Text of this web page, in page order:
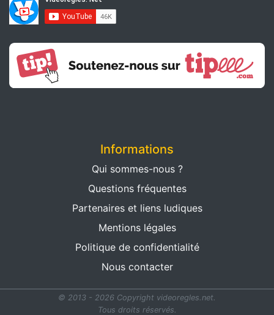
Informations
Qui sommes-nous ?
Questions fréquentes
Partenaires et liens ludiques
Mentions légales
Politique de confidentialité
Nous contacter
© 2013 - 2026 Copyright videoregles.net.
Tous droits réservés.